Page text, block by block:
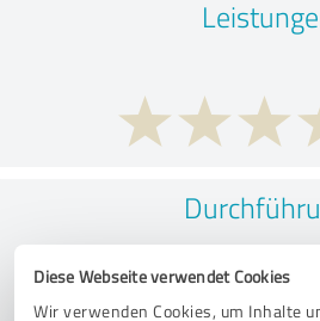
Diese Webseite verwendet Cookies
Wir verwenden Cookies, um Inhalte